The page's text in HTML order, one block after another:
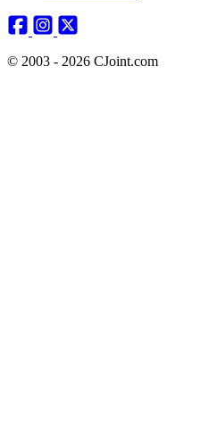
© 2003 - 2026 CJoint.com